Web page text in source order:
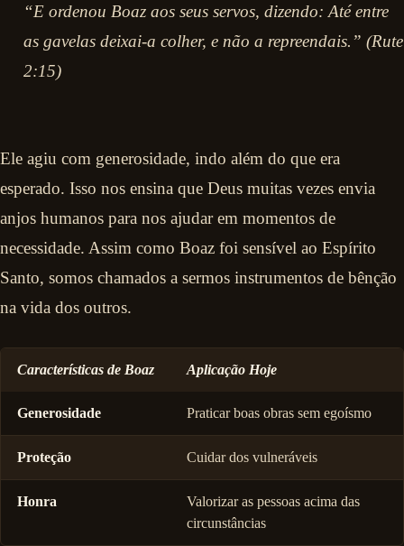
“E ordenou Boaz aos seus servos, dizendo: Até entre
as gavelas deixai-a colher, e não a repreendais.” (Rute
2:15)
Ele agiu com generosidade, indo além do que era
esperado. Isso nos ensina que Deus muitas vezes envia
anjos humanos para nos ajudar em momentos de
necessidade. Assim como Boaz foi sensível ao Espírito
Santo, somos chamados a sermos instrumentos de bênção
na vida dos outros.
Características de Boaz Aplicação Hoje
Generosidade Praticar boas obras sem egoísmo
Proteção Cuidar dos vulneráveis
Honra
Valorizar as pessoas acima das
circunstâncias